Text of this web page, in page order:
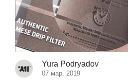
Yura Podryadov
07 мар. 2019